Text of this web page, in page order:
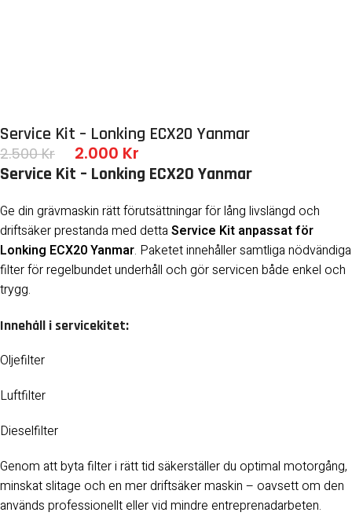
Service Kit – Lonking ECX20 Yanmar
2.500Kr 2.000 Kr
Service Kit – Lonking ECX20 Yanmar
Ge din grävmaskin rätt förutsättningar för lång livslängd och
driftsäker prestanda med dettaService Kit anpassat för
Lonking ECX20 Yanmar. Paketet innehåller samtliga nödvändiga
filter för regelbundet underhåll och gör servicen både enkel och
trygg.
Innehåll i servicekitet:
Oljefilter
Luftfilter
Dieselfilter
Genom att byta filter i rätt tid säkerställer du optimal motorgång,
minskat slitage och en mer driftsäker maskin – oavsett om den
används professionellt eller vid mindre entreprenadarbeten.